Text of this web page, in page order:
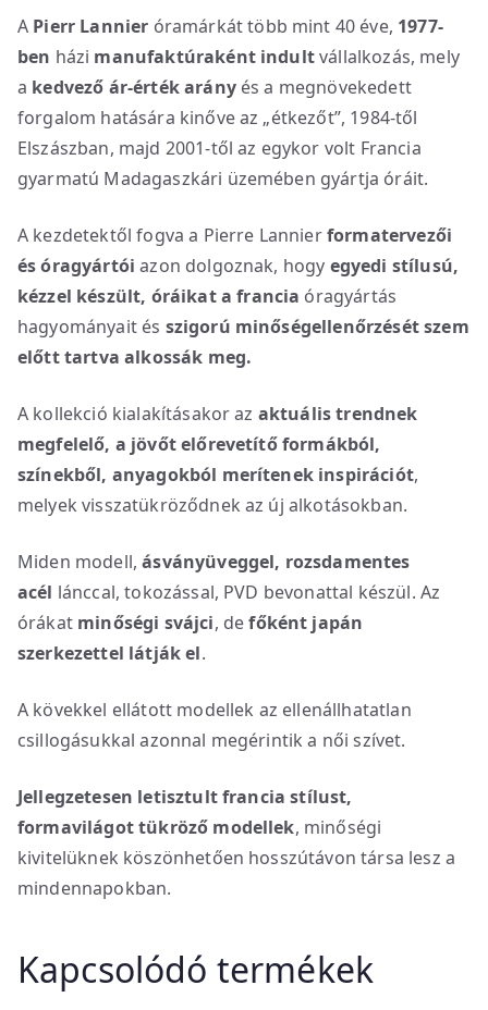
A Pierr Lannier óramárkát több mint 40 éve, 1977-
ben házi manufaktúraként indultvállalkozás, mely
a kedvező ár-érték arányés a megnövekedett
forgalom hatására kinőve az „étkezőt”, 1984-től
Elszászban, majd 2001-től az egykor volt Francia
gyarmatú Madagaszkári üzemében gyártja óráit.
A kezdetektől fogva a Pierre Lannierformatervezői
és óragyártói azon dolgoznak, hogy egyedi stílusú,
kézzel készült, óráikata francia óragyártás
hagyományait és szigorú minőségellenőrzését szem
előtt tartva alkossák meg.
A kollekció kialakításakor az aktuális trendnek
megfelelő, a jövőt előrevetítő formákból,
színekből, anyagokból merítenek inspirációt,
melyek visszatükröződnek az új alkotásokban.
Miden modell,ásványüveggel, rozsdamentes
acél lánccal, tokozással, PVD bevonattal készül. Az
órákat minőségi svájci, defőként japán
szerkezettel látják el.
A kövekkel ellátott modellek az ellenállhatatlan
csillogásukkal azonnal megérintik a női szívet.
Jellegzetesen letisztult francia stílust,
formavilágot tükröző modellek, minőségi
kivitelüknek köszönhetően hosszútávon társa lesz a
mindennapokban.
Kapcsolódó termékek